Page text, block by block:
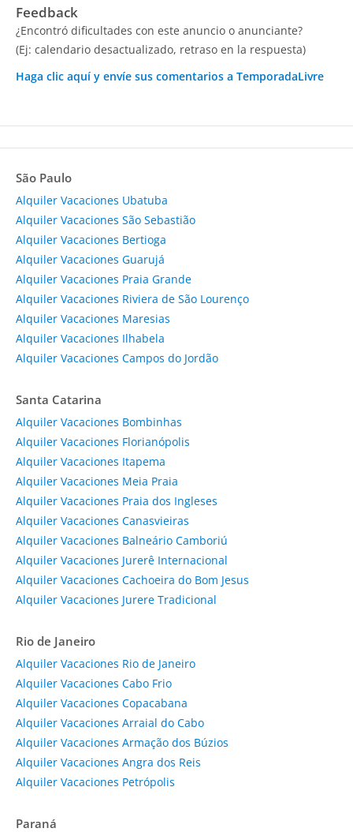
Feedback
¿Encontró dificultades con este anuncio o anunciante?
(Ej: calendario desactualizado, retraso en la respuesta)
Haga clic aquí y envíe sus comentarios a TemporadaLivre
São Paulo
Alquiler Vacaciones Ubatuba
Alquiler Vacaciones São Sebastião
Alquiler Vacaciones Bertioga
Alquiler Vacaciones Guarujá
Alquiler Vacaciones Praia Grande
Alquiler Vacaciones Riviera de São Lourenço
Alquiler Vacaciones Maresias
Alquiler Vacaciones Ilhabela
Alquiler Vacaciones Campos do Jordão
Santa Catarina
Alquiler Vacaciones Bombinhas
Alquiler Vacaciones Florianópolis
Alquiler Vacaciones Itapema
Alquiler Vacaciones Meia Praia
Alquiler Vacaciones Praia dos Ingleses
Alquiler Vacaciones Canasvieiras
Alquiler Vacaciones Balneário Camboriú
Alquiler Vacaciones Jurerê Internacional
Alquiler Vacaciones Cachoeira do Bom Jesus
Alquiler Vacaciones Jurere Tradicional
Rio de Janeiro
Alquiler Vacaciones Rio de Janeiro
Alquiler Vacaciones Cabo Frio
Alquiler Vacaciones Copacabana
Alquiler Vacaciones Arraial do Cabo
Alquiler Vacaciones Armação dos Búzios
Alquiler Vacaciones Angra dos Reis
Alquiler Vacaciones Petrópolis
Paraná